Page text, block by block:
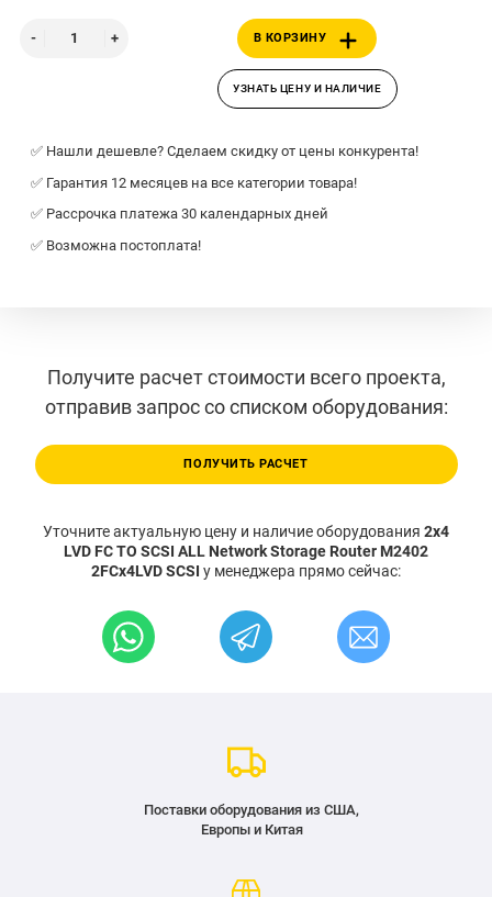
В КОРЗИНУ
УЗНАТЬ ЦЕНУ И НАЛИЧИЕ
✅ Нашли дешевле? Сделаем скидку от цены конкурента!
✅ Гарантия 12 месяцев на все категории товара!
✅ Рассрочка платежа 30 календарных дней
✅ Возможна постоплата!
Получите расчет стоимости всего проекта,
отправив запрос со списком оборудования:
ПОЛУЧИТЬ РАСЧЕТ
Уточните актуальную цену и наличие оборудования 2x4
LVD FC TO SCSI ALL Network Storage Router M2402
2FCx4LVD SCSI у менеджера прямо сейчас:
Поставки оборудования из США,
Европы и Китая